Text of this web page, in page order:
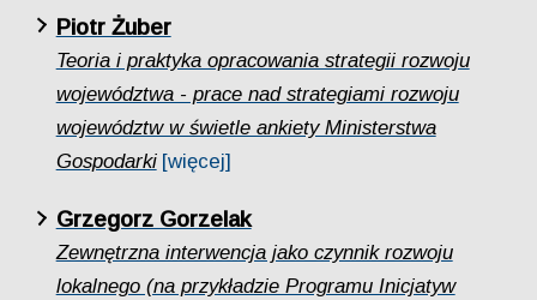
Piotr Żuber
Teoria i praktyka opracowania strategii rozwoju
województwa - prace nad strategiami rozwoju
województw w świetle ankiety Ministerstwa
Gospodarki [więcej]
Grzegorz Gorzelak
Zewnętrzna interwencja jako czynnik rozwoju
lokalnego (na przykładzie Programu Inicjatyw